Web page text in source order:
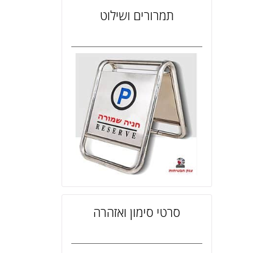
תמרורים ושילוט
סרטי סימון ואזהרה